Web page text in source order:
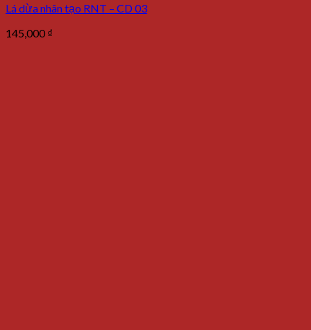
Lá dừa nhân tạo RNT – CD 03
145,000 ₫